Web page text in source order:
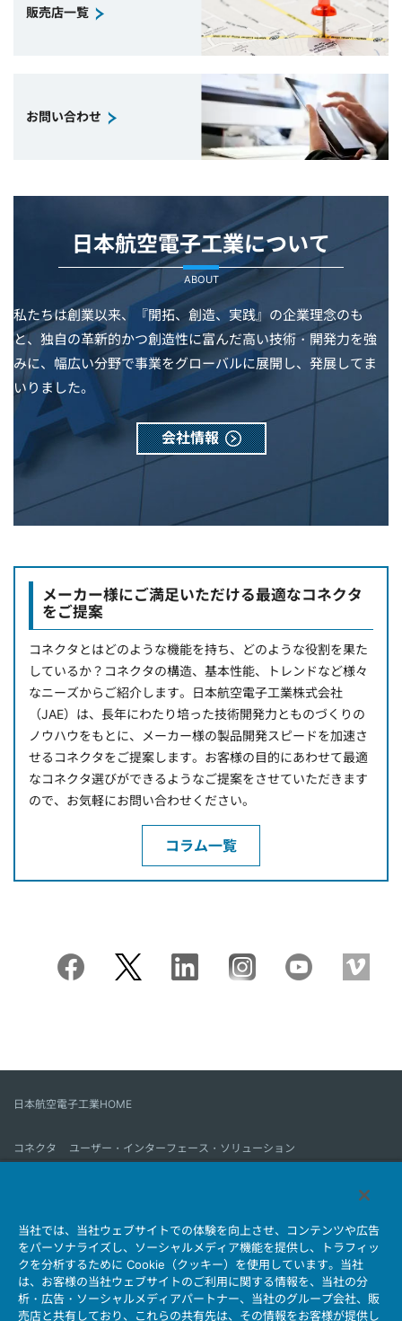
販売店一覧
お問い合わせ
日本航空電子工業について
ABOUT
私たちは創業以来、『開拓、創造、実践』の企業理念のも
と、独自の革新的かつ創造性に富んだ高い技術・開発力を強
みに、幅広い分野で事業をグローバルに展開し、発展してま
いりました。
会社情報
メーカー様にご満足いただける最適なコネクタ
をご提案
コネクタとはどのような機能を持ち、どのような役割を果た
しているか？コネクタの構造、基本性能、トレンドなど様々
なニーズからご紹介します。日本航空電子工業株式会社
（JAE）は、長年にわたり培った技術開発力とものづくりの
ノウハウをもとに、メーカー様の製品開発スピードを加速さ
せるコネクタをご提案します。お客様の目的にあわせて最適
なコネクタ選びができるようなご提案をさせていただきます
ので、お気軽にお問い合わせください。
コラム一覧
日本航空電子工業HOME
コネクタ
ユーザー・インターフェース・ソリューション
会社情報 サステナビリティ IR情報 採用情報
会社情報新着一覧
製品情報新着一覧
サイトマップ お問い合わせ
当社では、当社ウェブサイトでの体験を向上させ、コンテンツや広告
をパーソナライズし、ソーシャルメディア機能を提供し、トラフィッ
クを分析するために Cookie（クッキー）を使用しています。当社
は、お客様の当社ウェブサイトのご利用に関する情報を、当社の分
析・広告・ソーシャルメディアパートナー、当社のグループ会社、販
売店と共有しており、これらの共有先は、その情報をお客様が提供し